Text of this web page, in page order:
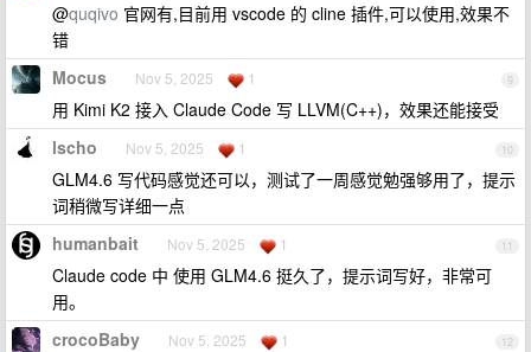
@quqivo 官网有,目前用 vscode 的 cline 插件,可以使用,效果不
错
9
Mocus Nov 5, 2025 1
用 Kimi K2 接入 Claude Code 写 LLVM(C++)，效果还能接受
10
lscho Nov 5, 2025 1
GLM4.6 写代码感觉还可以，测试了一周感觉勉强够用了，提示
词稍微写详细一点
11
humanbait Nov 5, 2025 1
Claude code 中 使用 GLM4.6 挺久了，提示词写好，非常可
用。
12
crocoBaby Nov 5, 2025 1